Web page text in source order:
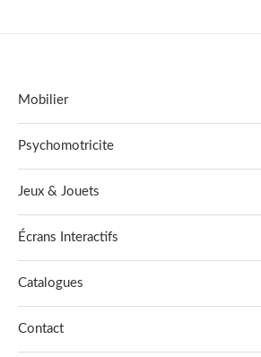
Mobilier
Psychomotricite
Jeux & Jouets
Écrans Interactifs
Catalogues
Contact